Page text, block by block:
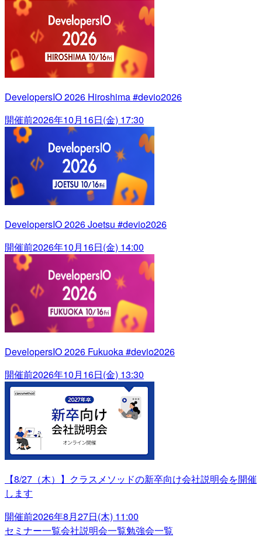
DevelopersIO 2026 Hiroshima #devio2026
開催前2026年10月16日(金) 17:30
DevelopersIO 2026 Joetsu #devio2026
開催前2026年10月16日(金) 14:00
DevelopersIO 2026 Fukuoka #devio2026
開催前2026年10月16日(金) 13:30
【8/27（木）】クラスメソッドの新卒向け会社説明会を開催
します
開催前2026年8月27日(木) 11:00
セミナー一覧会社説明会一覧勉強会一覧